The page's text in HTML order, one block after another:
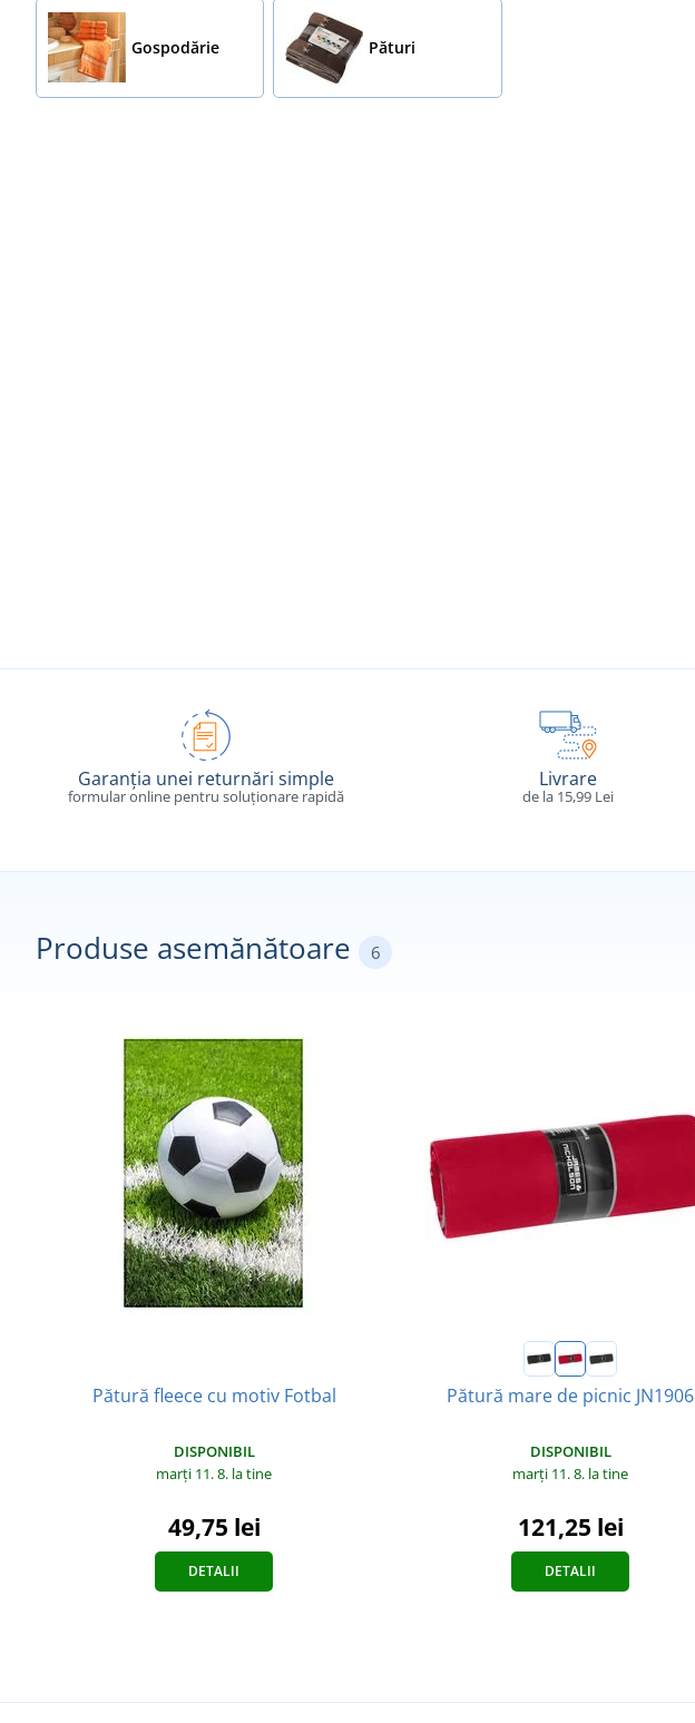
Gospodărie Pături
Garanția unei returnări simple
formular online pentru soluționare rapidă
Livrare
de la 15,99 Lei
Produse asemănătoare 6
Pătură fleece cu motiv Fotbal
DISPONIBIL
marți 11. 8. la tine
49,75 lei
DETALII
Pătură mare de picnic JN1906
DISPONIBIL
marți 11. 8. la tine
121,25 lei
DETALII